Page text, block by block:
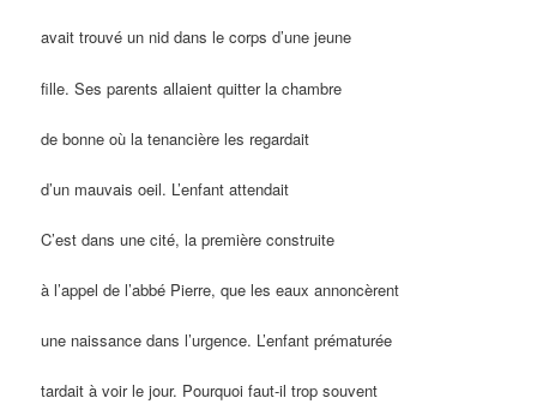
avait trouvé un nid dans le corps d’une jeune
fille. Ses parents allaient quitter la chambre
de bonne où la tenancière les regardait
d’un mauvais oeil. L’enfant attendait
C’est dans une cité, la première construite
à l’appel de l’abbé Pierre, que les eaux annoncèrent
une naissance dans l’urgence. L’enfant prématurée
tardait à voir le jour. Pourquoi faut-il trop souvent